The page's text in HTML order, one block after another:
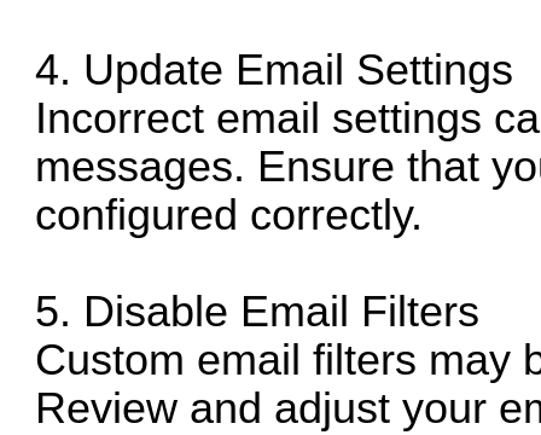
4. Update Email Settings
Incorrect email settings
messages. Ensure that
configured correctly.
5. Disable Email Filters
Custom email filters may
Review and adjust your